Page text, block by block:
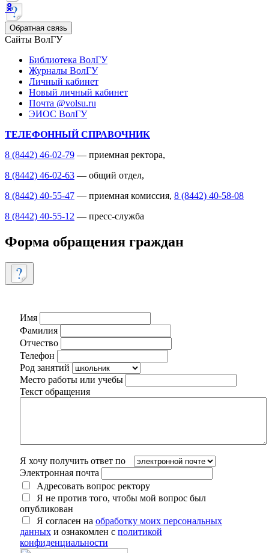
Обратная связь
Сайты ВолГУ
Библиотека ВолГУ
Журналы ВолГУ
Личный кабинет
Новый личный кабинет
Почта @volsu.ru
ЭИОС ВолГУ
ТЕЛЕФОННЫЙ СПРАВОЧНИК
8 (8442) 46-02-79 — приемная ректора,
8 (8442) 46-02-63 — общий отдел,
8 (8442) 40-55-47 — приемная комиссия, 8 (8442) 40-58-08
8 (8442) 40-55-12 — пресс-служба
Форма обращения граждан
Имя
Фамилия
Отчество
Телефон
Род занятий
Место работы или учебы
Текст обращения
Я хочу получить ответ по
Электронная почта
Адресовать вопрос ректору
Я не против того, чтобы мой вопрос был
опубликован
Я согласен на обработку моих персональных
данных и ознакомлен с политикой
конфиденциальности